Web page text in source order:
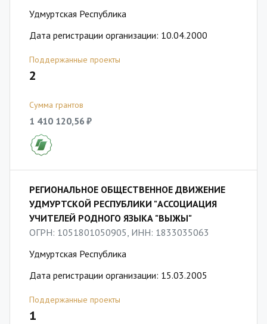
Удмуртская Республика
Дата регистрации организации: 10.04.2000
Поддержанные проекты
2
Сумма грантов
1 410 120,56 ₽
РЕГИОНАЛЬНОЕ ОБЩЕСТВЕННОЕ ДВИЖЕНИЕ
УДМУРТСКОЙ РЕСПУБЛИКИ "АССОЦИАЦИЯ
УЧИТЕЛЕЙ РОДНОГО ЯЗЫКА "ВЫЖЫ"
ОГРН: 1051801050905, ИНН: 1833035063
Удмуртская Республика
Дата регистрации организации: 15.03.2005
Поддержанные проекты
1